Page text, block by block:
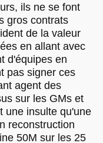
ils ne se font
gros contrats
de la valeur
en allant avec
d'équipes en
pas signer ces
agent des
sur les GMs et
une insulte qu'une
reconstruction
50M sur les 25